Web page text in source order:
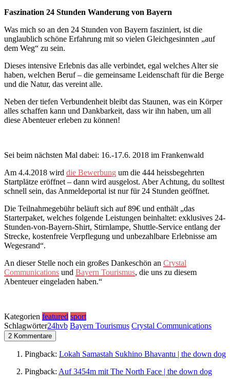
Faszination 24 Stunden Wanderung von Bayern
Was mich so an den 24 Stunden von Bayern fasziniert, ist die
unglaublich schöne Erfahrung mit so vielen Gleichgesinnten „auf
dem Weg“ zu sein.
Dieses intensive Erlebnis das alle verbindet, egal welches Alter sie
haben, welchen Beruf – die gemeinsame Leidenschaft für die Berge
und die Natur, das vereint alle.
Neben der tiefen Verbundenheit bleibt das Staunen, was ein Körper
alles schaffen kann und Dankbarkeit, dass wir ihn haben, um all
diese Abenteuer erleben zu können!
Sei beim nächsten Mal dabei: 16.-17.6. 2018 im Frankenwald
Am 4.4.2018 wird die Bewerbung um die 444 heissbegehrten
Startplätze eröffnet – dann wird ausgelost. Aber Achtung, du solltest
schnell sein, das Anmeldeportal ist nur für 24 Stunden geöffnet.
Die Teilnahmegebühr beläuft sich auf 89€ und enthält „das
Starterpaket, welches folgende Leistungen beinhaltet: exklusives 24-
Stunden-von-Bayern-Shirt, Stirnlampe, Shuttle-Service entlang der
Strecke, kostenfreie Verpflegung und unbezahlbare Erlebnisse am
Wegesrand“.
An dieser Stelle noch ein großes Dankeschön an Crystal
Communications und Bayern Tourismus, die uns zu diesem
Abenteuer eingeladen haben.“
Kategorien featured sport
Schlagwörter24hvb Bayern Tourismus Crystal Communications
2 Kommentare
Pingback: Lokah Samastah Sukhino Bhavantu | the down dog
Pingback: Auf 3454m mit The North Face | the down dog